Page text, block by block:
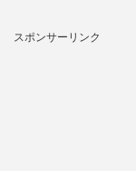
スポンサーリンク